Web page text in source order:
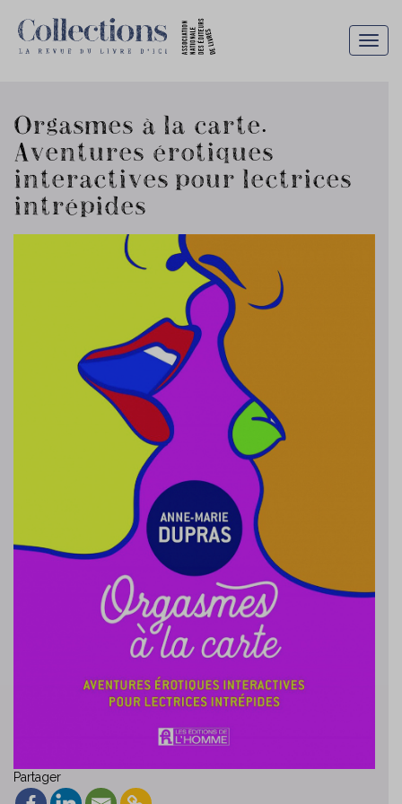
Orgasmes à la carte.
Aventures érotiques
interactives pour lectrices
intrépides
Partager